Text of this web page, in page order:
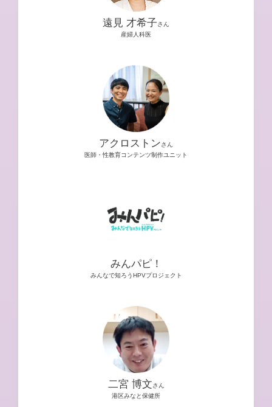
遠見 才希子さん
産婦人科医
アクロストンさん
医師・性教育コンテンツ制作ユニット
みんパピ！
みんなで知ろうHPVプロジェクト
二宮 博文さん
港区みなと保健所